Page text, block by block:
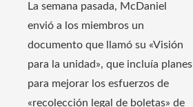
La semana pasada, McDaniel
envió a los miembros un
documento que llamó su «Visión
para la unidad», que incluía planes
para mejorar los esfuerzos de
«recolección legal de boletas» de